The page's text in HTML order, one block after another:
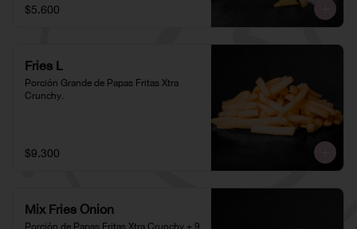
$5.600
Fries L
Porción Grande de Papas Fritas Xtra
Crunchy.
$9.300
Mix Fries Onion
Porción de Papas Fritas Xtra Crunchy + 9